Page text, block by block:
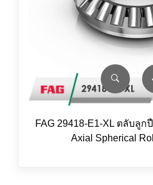
FAG 29418-E1-XL ตลับลูก
Axial Spherical